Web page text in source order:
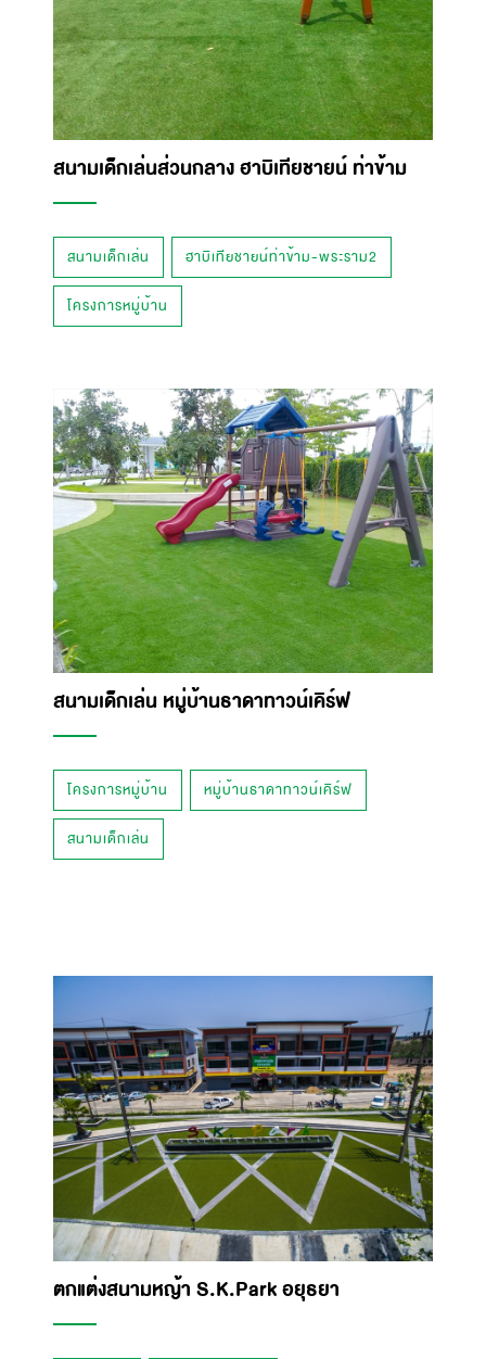
สนามเด็กเล่นส่วนกลาง ฮาบิเทียชายน์ ท่าข้าม
สนามเด็กเล่น ฮาบิเทียชายน์ท่าข้าม-พระราม2
โครงการหมู่บ้าน
สนามเด็กเล่น หมู่บ้านธาดาทาวน์เคิร์ฟ
โครงการหมู่บ้าน หมู่บ้านธาดาทาวน์เคิร์ฟ
สนามเด็กเล่น
ตกแต่งสนามหญ้า S.K.Park อยุธยา